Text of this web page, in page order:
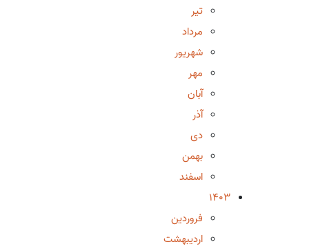
تیر
مرداد
شهریور
مهر
آبان
آذر
دی
بهمن
اسفند
1403
فروردین
اردیبهشت